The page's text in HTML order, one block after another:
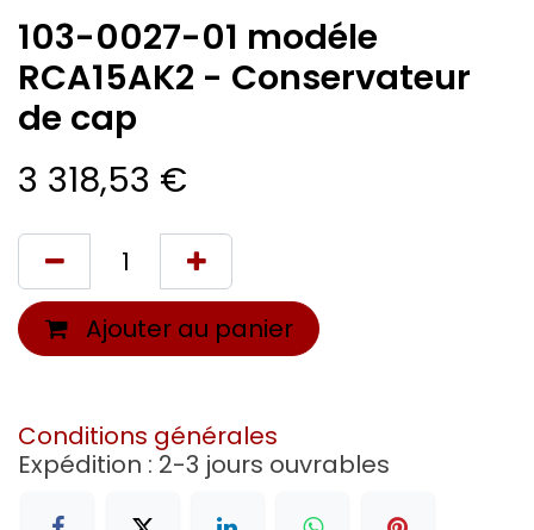
103-0027-01 modéle
RCA15AK2 - Conservateur
de cap
3 318,53 €
Ajouter au panier
Conditions générales
Expédition : 2-3 jours ouvrables